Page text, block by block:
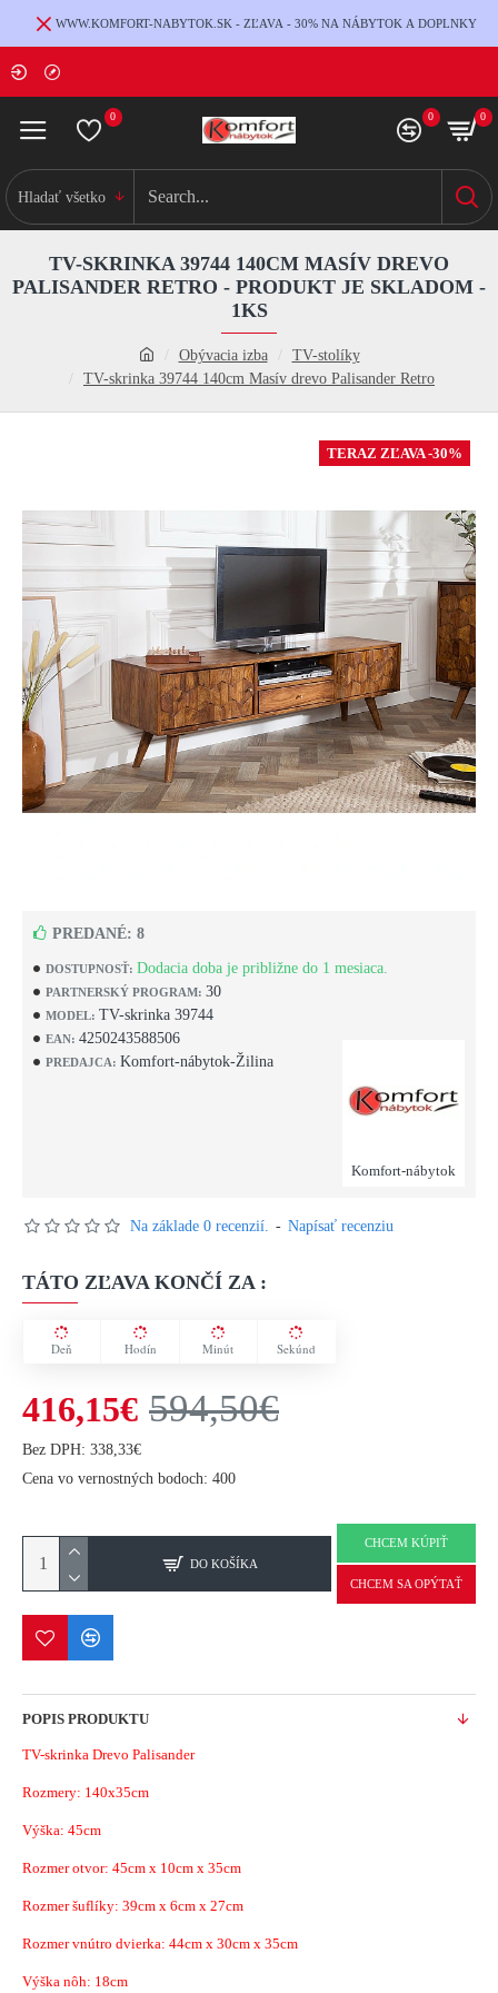
WWW.KOMFORT-NABYTOK.SK - ZĽAVA - 30% NA NÁBYTOK A DOPLNKY
0 0 0
Hladať všetko
Obývacia izba
TV-stolíky
TV-skrinka 39744 140cm Masív drevo Palisander Retro
TV-SKRINKA 39744 140CM MASÍV DREVO
PALISANDER RETRO - PRODUKT JE SKLADOM -
1KS
TERAZ ZĽAVA -30%
DOSTUPNOSŤ: Dodacia doba je približne do 1 mesiaca.
PARTNERSKÝ PROGRAM: 30
MODEL: TV-skrinka 39744
EAN: 4250243588506
PREDAJCA: Komfort-nábytok-Žilina
Komfort-nábytok
PREDANÉ: 8
Na základe 0 recenzií. - Napísať recenziu
TÁTO ZĽAVA KONČÍ ZA :
Deň Hodín Minút Sekúnd
416,15€ 594,50€
Bez DPH: 338,33€
Cena vo vernostných bodoch: 400
DO KOŠÍKA
CHCEM KÚPIŤ
CHCEM SA OPÝTAŤ
POPIS PRODUKTU
TV-skrinka Drevo Palisander
Rozmery: 140x35cm
Výška: 45cm
Rozmer otvor: 45cm x 10cm x 35cm
Rozmer šuflíky: 39cm x 6cm x 27cm
Rozmer vnútro dvierka: 44cm x 30cm x 35cm
Výška nôh: 18cm